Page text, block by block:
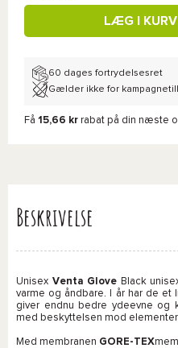
LÆG I KURV
60 dages fortrydelsesret
Gælder ikke for
Få 15,66 kr rabat på din næste
Beskrivelse
Unisex Venta Glove Black
varme og åndbare. I år har de
giver endnu bedre ydeevne og
med beskyttelsen mod
Med membranen GORE-TEX